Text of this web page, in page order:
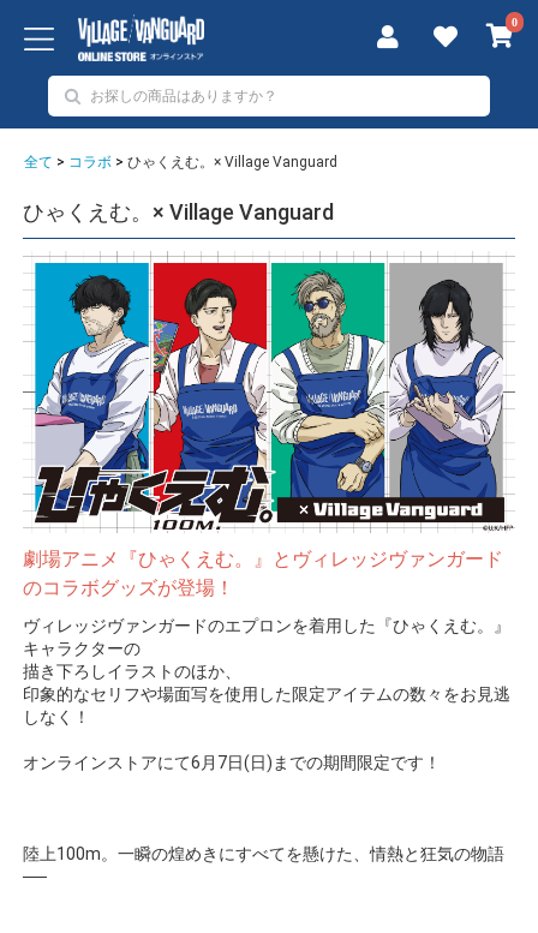
0
全て > コラボ > ひゃくえむ。× Village Vanguard
ひゃくえむ。× Village Vanguard
劇場アニメ『ひゃくえむ。』とヴィレッジヴァンガード
のコラボグッズが登場！
ヴィレッジヴァンガードのエプロンを着用した『ひゃくえむ。』
キャラクターの
描き下ろしイラストのほか、
印象的なセリフや場面写を使用した限定アイテムの数々をお見逃
しなく！
オンラインストアにて6月7日(日)までの期間限定です！
陸上100m。一瞬の煌めきにすべてを懸けた、情熱と狂気の物語
──